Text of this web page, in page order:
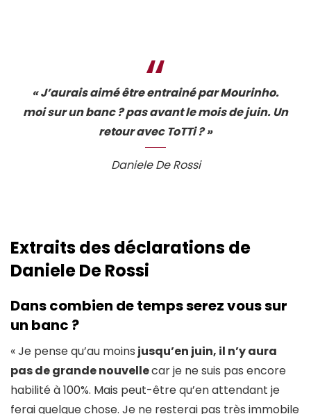
« J’aurais aiméêtre entrainé par Mourinho.
moi sur un banc ? pas avant le mois de juin. Un
retour avec ToTTi ? »
Daniele De Rossi
Extraits des déclarations de
Daniele De Rossi
Dans combien de temps serez vous sur
un banc ?
« Je pense qu’au moins jusqu’en juin, il n’y aura
pas de grande nouvellecar je ne suis pas encore
habilité à 100%. Mais peut-être qu’en attendant je
ferai quelque chose. Je ne resterai pas très immobile